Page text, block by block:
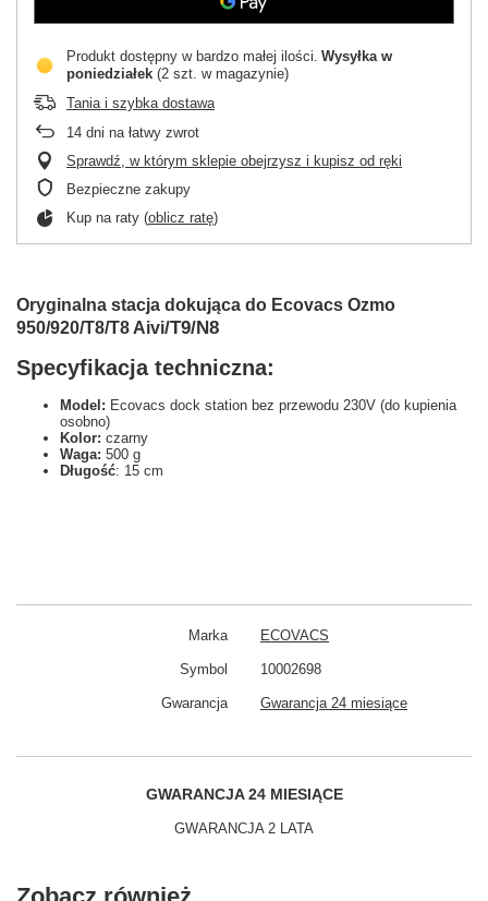
Produkt dostępny w bardzo małej ilości Wysyłka w
poniedziałek (2 szt. w magazynie)
Tania i szybka dostawa
14 dni na łatwy zwrot
Sprawdź, w którym sklepie obejrzysz i kupisz od ręki
Bezpieczne zakupy
Kup na raty (oblicz ratę)
Oryginalna stacja dokująca do Ecovacs Ozmo
950/920/T8/T8 Aivi/T9/N8
Specyfikacja techniczna:
Model: Ecovacs dock station bez przewodu 230V (do kupienia
osobno)
Kolor: czarny
Waga: 500 g
Długość: 15 cm
Marka ECOVACS
Symbol 10002698
Gwarancja Gwarancja 24 miesiące
GWARANCJA 24 MIESIĄCE
GWARANCJA 2 LATA